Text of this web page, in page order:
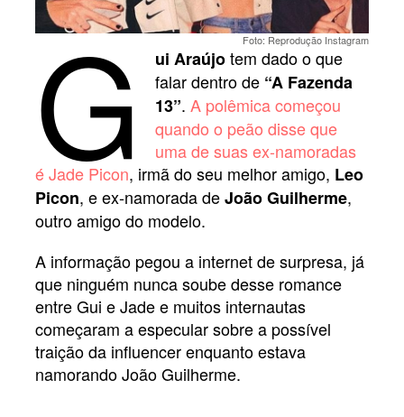
Foto: Reprodução Instagram
G ui Araújotem dado o que
falar dentro de “A Fazenda
13”.A polêmica começou
quando o peão disse que
uma de suas ex-namoradas
é Jade Picon, irmã do seu melhor amigo, Leo
Picon, e ex-namorada deJoão Guilherme,
outro amigo do modelo.
A informação pegou a internet de surpresa, já
que ninguém nunca soube desse romance
entre Gui e Jade e muitos internautas
começaram a especular sobre a possível
traição da influencer enquanto estava
namorando João Guilherme.